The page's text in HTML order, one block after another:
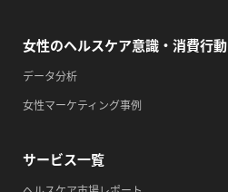
・一汁三菜の日
2026/09/14(月)
・がん征圧月間
・健康増進普及月間
女性のヘルスケア意識・消費行動
データ分析
女性マーケティング事例
サービス一覧